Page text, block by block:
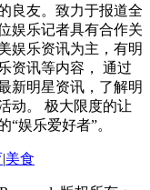
良友。致力于报道全
娱乐记者具有合作关
娱乐资讯为主，有明
资讯等内容， 通过
新明星资讯，了解明
动。 极大限度的让
娱乐爱好者”。
|美食